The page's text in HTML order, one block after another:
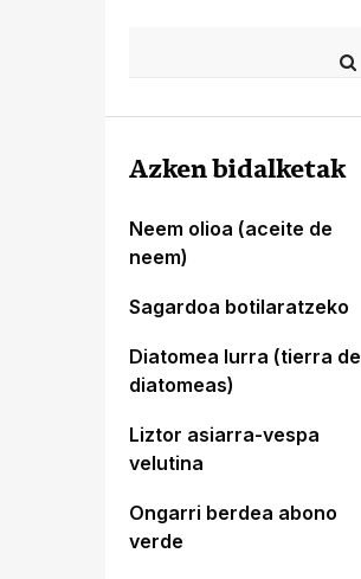
Azken bidalketak
Neem olioa (aceite de
neem)
Sagardoa botilaratzeko
Diatomea lurra (tierra de
diatomeas)
Liztor asiarra-vespa
velutina
Ongarri berdea abono
verde